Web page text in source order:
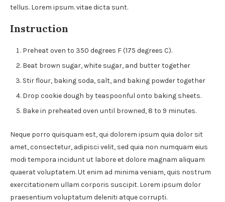
tellus. Lorem ipsum. vitae dicta sunt.
Instruction
Preheat oven to 350 degrees F (175 degrees C).
Beat brown sugar, white sugar, and butter together
Stir flour, baking soda, salt, and baking powder together
Drop cookie dough by teaspoonful onto baking sheets.
Bake in preheated oven until browned, 8 to 9 minutes.
Neque porro quisquam est, qui dolorem ipsum quia dolor sit
amet, consectetur, adipisci velit, sed quia non numquam eius
modi tempora incidunt ut labore et dolore magnam aliquam
quaerat voluptatem. Ut enim ad minima veniam, quis nostrum
exercitationem ullam corporis suscipit. Lorem ipsum dolor
praesentium voluptatum deleniti atque corrupti.